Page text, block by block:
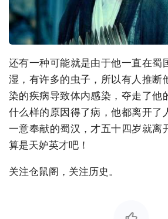
还有一种可能就是由于他一直在蜀
湿，有许多的虫子，所以有人推断
染的疾病导致体内感染，夺走了他
什么样的原因得了病，他都离开了
一意奉献的蜀汉，才五十四岁就离
算是天妒英才吧！
关注仓鼠阁，关注历史。